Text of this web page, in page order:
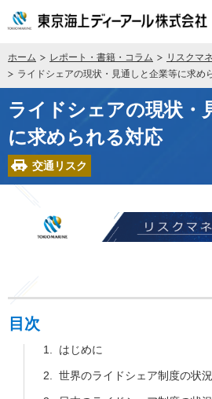
ホーム レポート・書籍・コラム
リスクマ
ライドシェアの現状・見通しと企業等に求め
ライドシェアの現状・
に求められる対応
交通リスク
目次
はじめに
世界のライドシェア制度の状況